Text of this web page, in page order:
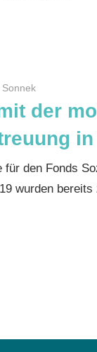
der
in
für den Fonds
wurden